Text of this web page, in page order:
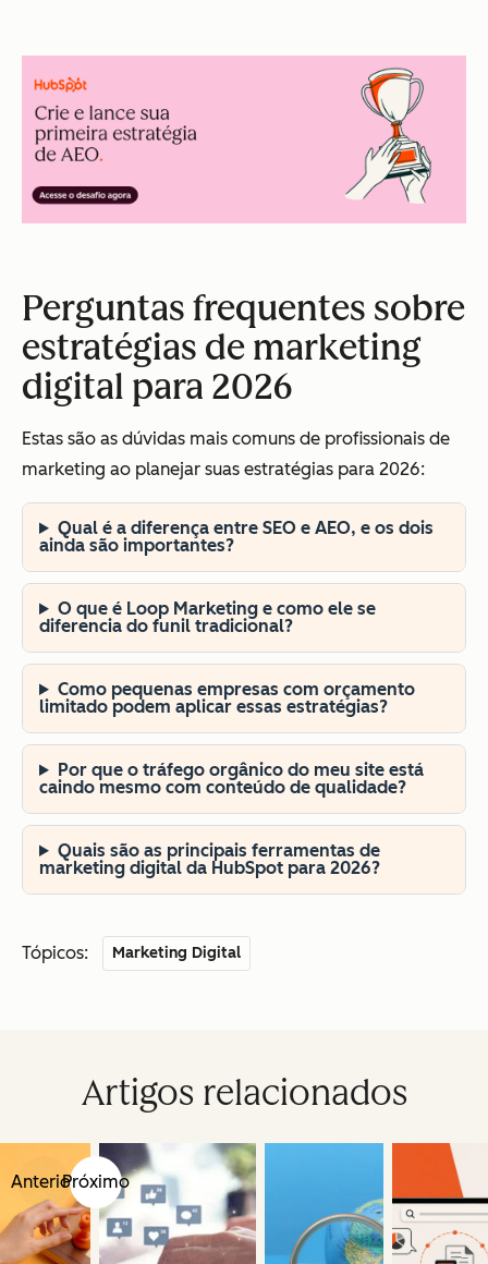
Perguntas frequentes sobre
estratégias de marketing
digital para 2026
Estas são as dúvidas mais comuns de profissionais de
marketing ao planejar suas estratégias para 2026:
Qual é a diferença entre SEO e AEO, e os dois
ainda são importantes?
O que é Loop Marketing e como ele se
diferencia do funil tradicional?
Como pequenas empresas com orçamento
limitado podem aplicar essas estratégias?
Por que o tráfego orgânico do meu site está
caindo mesmo com conteúdo de qualidade?
Quais são as principais ferramentas de
marketing digital da HubSpot para 2026?
Tópicos: Marketing Digital
Artigos relacionados
AnteriorPróximo